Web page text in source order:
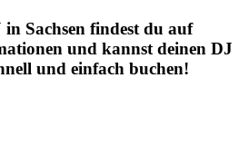
Sachsen findest du auf
und kannst deinen DJ
und einfach buchen!